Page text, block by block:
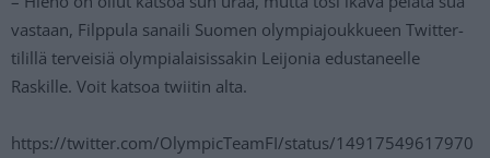
vastaan, Filppula sanaili Suomen olympiajoukkueen Twitter-
tilillä terveisiä olympialaisissakin Leijonia edustaneelle
Raskille. Voit katsoa twiitin alta.
https://twitter.com/OlympicTeamFI/status/14917549617970